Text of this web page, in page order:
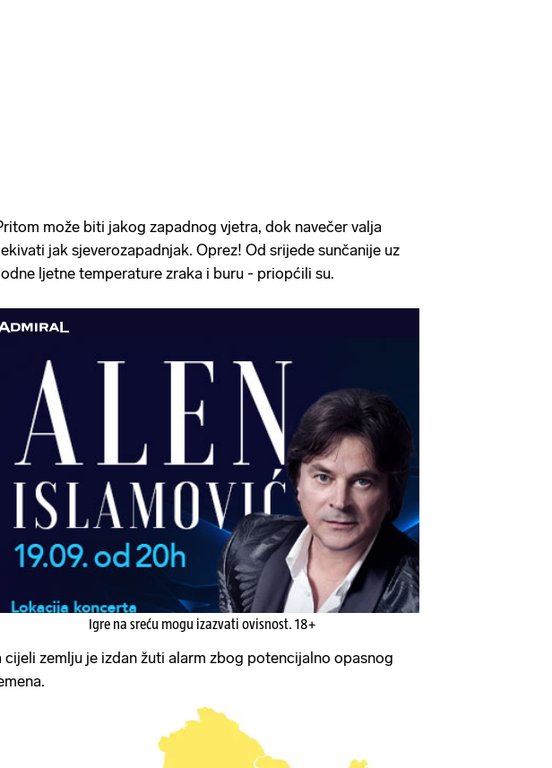
može biti jakog zapadnog vjetra, dok navečer valja
jak sjeverozapadnjak. Oprez! Od srijede sunčanije uz
ljetne temperature zraka i buru - priopćili su.
Igre na sreću mogu izazvati ovisnost. 18+
cijeli zemlju je izdan žuti alarm zbog potencijalno opasnog